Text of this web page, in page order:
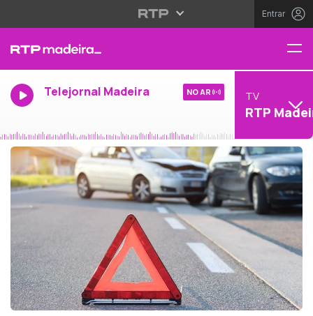
Entrar
Telejornal Madeira NO AR TV
RTP